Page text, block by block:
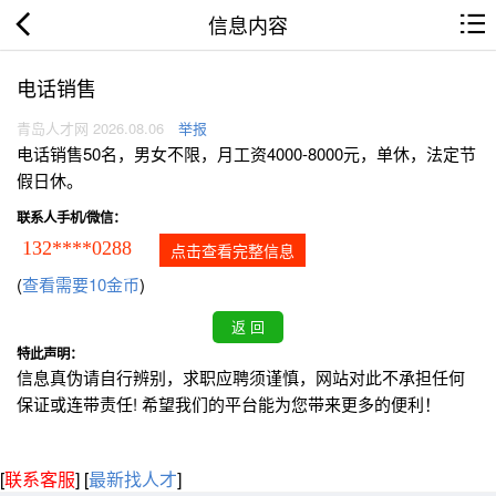
信息内容
电话销售
青岛人才网 2026.08.06 举报
电话销售50名，男女不限，月工资4000-8000元，单休，法定节
假日休。
联系人手机/微信：
132****0288 点击查看完整信息
(查看需要10金币)
特此声明：
信息真伪请自行辨别，求职应聘须谨慎，网站对此不承担任何
保证或连带责任! 希望我们的平台能为您带来更多的便利！
[联系客服] [最新找人才]